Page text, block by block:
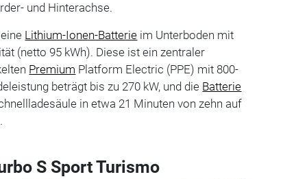
und Hinterachse.
Lithium-Ionen-Batterie im Unterboden mit
(netto 95 kWh). Diese ist ein zentraler
Premium Platform Electric (PPE) mit 800-
beträgt bis zu 270 kW, und die Batterie
in etwa 21 Minuten von zehn auf
S Sport Turismo